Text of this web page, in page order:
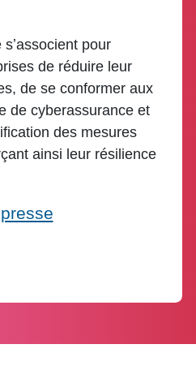
pour
de réduire leur
de se conformer aux
de cyberassurance et
des mesures
ainsi leur résilience